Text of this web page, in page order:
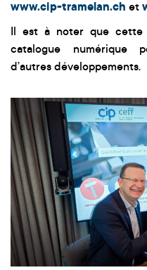
www.cip-tramelan.ch et
Il est à noter que cette
catalogue numérique
d’autres développements.